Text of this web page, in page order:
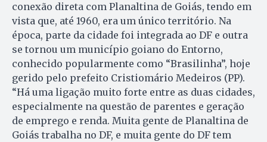
conexão direta com Planaltina de Goiás, tendo em
vista que, até 1960, era um único território. Na
época, parte da cidade foi integrada ao DF e outra
se tornou um município goiano do Entorno,
conhecido popularmente como “Brasilinha”, hoje
gerido pelo prefeito Cristiomário Medeiros (PP).
“Há uma ligação muito forte entre as duas cidades,
especialmente na questão de parentes e geração
de emprego e renda. Muita gente de Planaltina de
Goiás trabalha no DF, e muita gente do DF tem